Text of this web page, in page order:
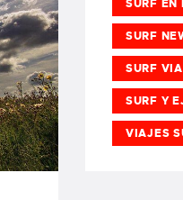
SURF EN
SURF
SURF
SURF Y
VIAJES